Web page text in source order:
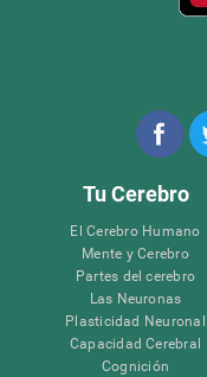
Tu Cerebro
El Cerebro Humano
Mente y Cerebro
Partes del cerebro
Las Neuronas
Plasticidad Neuronal
Capacidad Cerebral
Cognición